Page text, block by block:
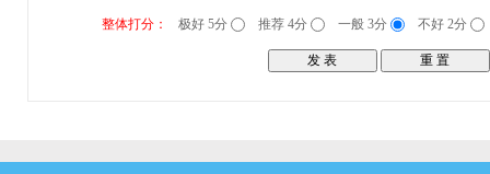
整体打分： 极好 5分 推荐 4分 一般 3分 不好 2分